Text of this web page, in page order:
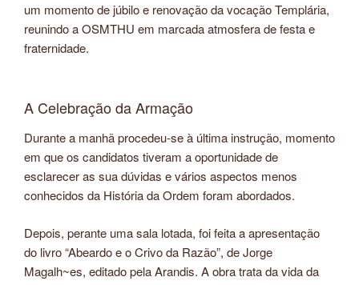
um momento de júbilo e renovação da vocação Templária,
reunindo a OSMTHU em marcada atmosfera de festa e
fraternidade.
A Celebração da Armação
Durante a manhã procedeu-se à última instrução, momento
em que os candidatos tiveram a oportunidade de
esclarecer as sua dúvidas e vários aspectos menos
conhecidos da História da Ordem foram abordados.
Depois, perante uma sala lotada, foi feita a apresentação
do livro “Abeardo e o Crivo da Razão”, de Jorge
Magalh~es, editado pela Arandis. A obra trata da vida da